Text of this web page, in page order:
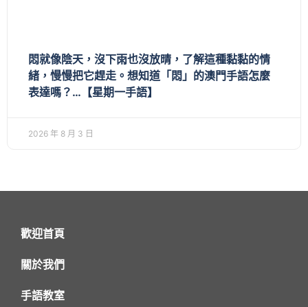
悶就像陰天，沒下雨也沒放晴，了解這種黏黏的情
緒，慢慢把它趕走。想知道「悶」的澳門手語怎麼
表達嗎？…【星期一手語】
2026 年 8 月 3 日
歡迎首頁
關於我們
手語教室